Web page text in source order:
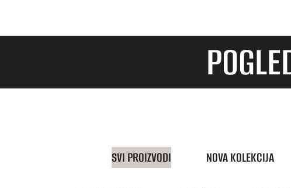
SVI PROIZVODI NOVA KOLEKCIJA